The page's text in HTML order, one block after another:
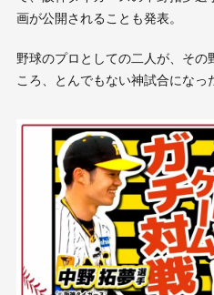
画が公開されることも発表。
野球のプロとしての二人が、その
ころ、とんでもない神試合になっ